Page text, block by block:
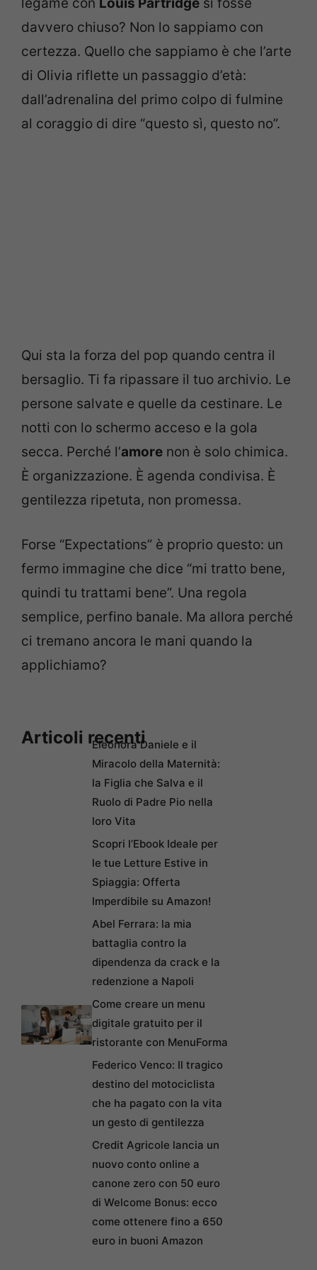
davvero chiuso? Non lo sappiamo con
certezza. Quello che sappiamo è che l’arte
di Olivia riflette un passaggio d’età:
dall’adrenalina del primo colpo di fulmine
al coraggio di dire “questo sì, questo no”.
Qui sta la forza del pop quando centra il
bersaglio. Ti fa ripassare il tuo archivio. Le
persone salvate e quelle da cestinare. Le
notti con lo schermo acceso e la gola
secca. Perché l’amore non è solo chimica.
È organizzazione. È agenda condivisa. È
gentilezza ripetuta, non promessa.
Forse “Expectations” è proprio questo: un
fermo immagine che dice “mi tratto bene,
quindi tu trattami bene”. Una regola
semplice, perfino banale. Ma allora perché
ci tremano ancora le mani quando la
applichiamo?
Articoli recentiEleonora Daniele e il
Miracolo della Maternità:
la Figlia che Salva e il
Ruolo di Padre Pio nella
loro Vita
Scopri l’Ebook Ideale per
le tue Letture Estive in
Spiaggia: Offerta
Imperdibile su Amazon!
Abel Ferrara: la mia
battaglia contro la
dipendenza da crack e la
redenzione a Napoli
Come creare un menu
digitale gratuito per il
ristorante con MenuForma
Federico Venco: Il tragico
destino del motociclista
che ha pagato con la vita
un gesto di gentilezza
Credit Agricole lancia un
nuovo conto online a
canone zero con 50 euro
di Welcome Bonus: ecco
come ottenere fino a 650
euro in buoni Amazon